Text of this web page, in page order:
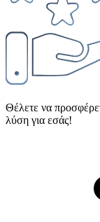
Θέλετε να
λύση για εσάς!